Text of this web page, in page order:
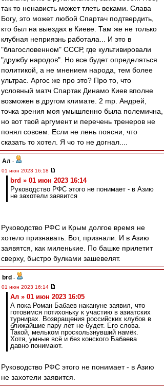
так то ненависть может тлеть веками. Слава
Богу, это может любой Спартач подтвердить,
кто был на выездах в Киеве. Там же не только
клубная неприязнь работала... И это в
"благословенном" СССР, где культивировали
"дружбу народов". Но все будет определяться
политикой, а не мнением народа, тем более
ультрас. Аргос же про это? Про то, что
условный матч Спартак Динамо Киев вполне
возможен в другом климате. 2 mp. Андрей,
точка зрения моя умышленно была полемична,
но вот твой аргумент и перечень тренеров не
понял совсем. Если не лень поясни, что
сказать то хотел. Я чо то не догнал....
Ал -
01 июн 2023 16:18
brd » 01 июн 2023 16:14
Руководство РФС этого не понимает - в Азию
не захотели заявится
Руководство РФС и Крым долгое время не
хотело признавать. Вот, признали. И в Азию
заявятся, как миленькие. По башке прилетит
сверху, быстро булками зашевелят.
brd -
01 июн 2023 16:14
Ал » 01 июн 2023 16:05
А пока Роман Бабаев накануне заявил, что
готовимся потихоньку к участию в азиатских
турнирах. Возвращения российских клубов в
ближайшие пару лет не будет. Его слова.
Такой, мельком проскользнувший намёк.
Хотя, умные всё и без конского Бабаева
давно понимают.
Руководство РФС этого не понимает - в Азию
не захотели заявится.